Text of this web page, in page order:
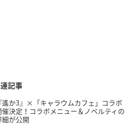
記事
遙か3』×「キャラウムカフェ」コラボ
催決定！コラボメニュー＆ノベルティの
細が公開